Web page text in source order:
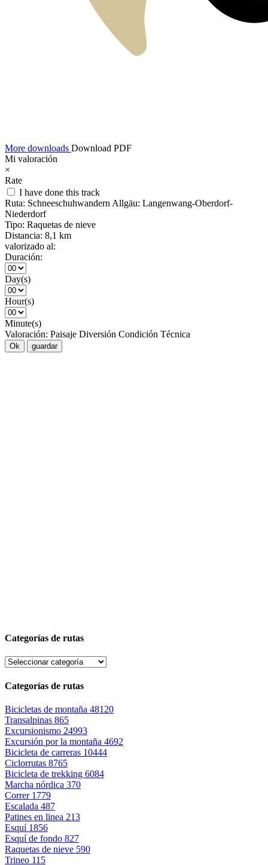
More downloads Download PDF
Mi valoración
×
Rate
I have done this track
Ruta: Schneeschuhwandern Allgäu: Langenwang-Oberdorf-
Niederdorf
Tipo: Raquetas de nieve
Distancia: 8,1 km
valorizado al:
Duración:
Day(s)
Hour(s)
Minute(s)
Valoración: Paisaje Diversión Condición Técnica
Ok guardar
Categorías de rutas
Categorías de rutas
Bicicletas de montaña 48120
Transalpinas 865
Excursionismo 24993
Excursión por la montaña 4692
Bicicleta de carreras 10444
Ciclorrutas 8765
Bicicleta de trekking 6084
Marcha nórdica 370
Correr 1779
Escalada 487
Patines en linea 213
Esquí 1856
Esquí de fondo 827
Raquetas de nieve 590
Trineo 115